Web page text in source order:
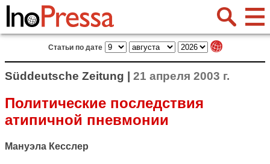
Статьи по дате
Süddeutsche Zeitung | 21 апреля 2003 г.
Политические последствия
атипичной пневмонии
Мануэла Кесслер